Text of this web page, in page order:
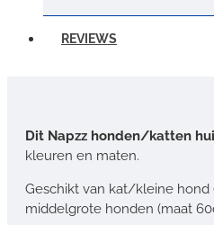
REVIEWS
Dit Napzz honden/katten
kleuren en maten.
Geschikt van kat/kleine hond
middelgrote honden (maat